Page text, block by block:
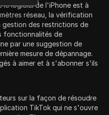
logiciel de l'iPhone est à
réseau, la vérification
des restrictions de
fonctionnalités de
par une suggestion de
mesure de dépannage.
à aimer et à s'abonner s'ils
sur la façon de résoudre
TikTok qui ne s'ouvre